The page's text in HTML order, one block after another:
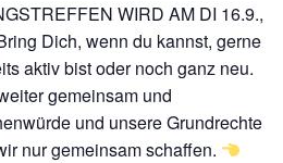
WIRD AM DI 16.9.,
Dich, wenn du kannst, gerne
aktiv bist oder noch ganz neu.
gemeinsam und
und unsere Grundrechte
nur gemeinsam schaffen.